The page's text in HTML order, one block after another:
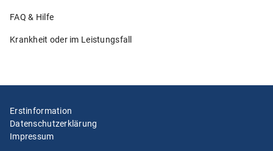
5.00
meine Au-pairs bei Klemmer versichere, unkompliziert,
Versicherung, die weder lösungsorientiert noch
unkompliziert war. Der Wechsel zu Klemmer war die
richtige Entscheidung!!!!!“
FAQ & Hilfe
Krankheit oder im Leistungsfall
Erstinformation
Datenschutzerklärung
Impressum